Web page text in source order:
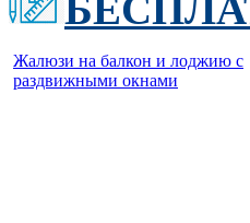
Жалюзи на балкон и лоджию c
раздвижными окнами